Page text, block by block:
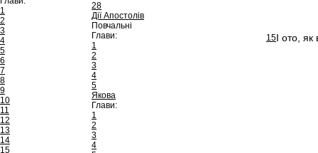
1
2
3
4
5
6
7
8
9
10
11
12
13
14
15
28
Дії Апостолів
Повчальні
Глави:
1
2
3
4
5
Якова
Глави:
1
2
3
4
15І ото,